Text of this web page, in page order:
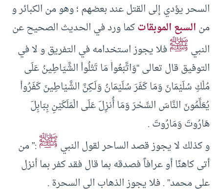
السحر يؤدي إلى القتل عند بعضهم ؛ وهو من الكبائر و
منالسبع الموبقاتكما ورد في الحديث الصحيح عن
النبيﷺفلا يجوز استخدامه في التفريق و لا في
التوفيق قال تعالى “وَاتَّبَعُواْ مَا تَتْلُواْ الشَّيَاطِينُ عَلَى
مُلْكِ سُلَيْمَانَ وَمَا كَفَرَ سُلَيْمَانُ وَلَـكِنَّ الشَّيْاطِينَ كَفَرُواْ
يُعَلِّمُونَ النَّاسَ السِّحْرَ وَمَا أُنزِلَ عَلَى الْمَلَكَيْنِ بِبَابِلَ
هَارُوتَ وَمَارُوتَ .
و كذلك لا يجوز قصد الساحر لقول النبيﷺ:” من
أتى كاهنًا أو عرافاً فصدقه بما قال فقد كفر بما أنزل
على محمد” . فلا يجوز الذهاب الى السحرة .